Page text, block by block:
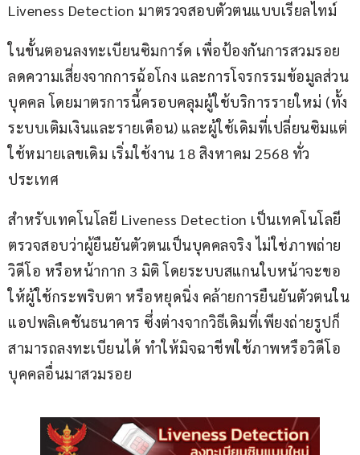
Liveness Detection มาตรวจสอบตัวตนแบบเรียลไทม์
ในขั้นตอนลงทะเบียนซิมการ์ด เพื่อป้องกันการสวมรอย
ลดความเสี่ยงจากการฉ้อโกง และการโจรกรรมข้อมูลส่วน
บุคคล โดยมาตรการนี้ครอบคลุมผู้ใช้บริการรายใหม่ (ทั้ง
ระบบเติมเงินและรายเดือน) และผู้ใช้เดิมที่เปลี่ยนซิมแต่
ใช้หมายเลขเดิม เริ่มใช้งาน 18 สิงหาคม 2568 ทั่ว
ประเทศ
สำหรับเทคโนโลยี Liveness Detection เป็นเทคโนโลยี
ตรวจสอบว่าผู้ยืนยันตัวตนเป็นบุคคลจริง ไม่ใช่ภาพถ่าย
วิดีโอ หรือหน้ากาก 3 มิติ โดยระบบสแกนใบหน้าจะขอ
ให้ผู้ใช้กระพริบตา หรือหยุดนิ่ง คล้ายการยืนยันตัวตนใน
แอปพลิเคชันธนาคาร ซึ่งต่างจากวิธีเดิมที่เพียงถ่ายรูปก็
สามารถลงทะเบียนได้ ทำให้มิจฉาชีพใช้ภาพหรือวิดีโอ
บุคคลอื่นมาสวมรอย